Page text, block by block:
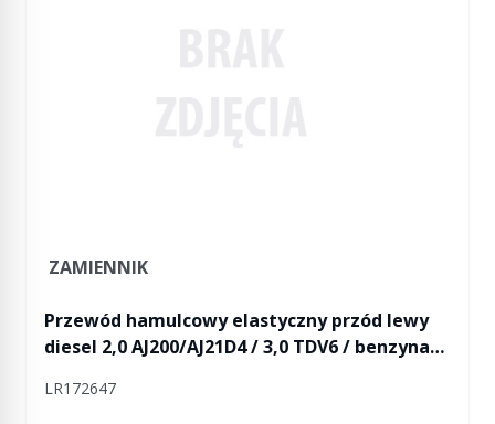
ZAMIENNIK
Przewód hamulcowy elastyczny przód lewy
diesel 2,0 AJ200/AJ21D4 / 3,0 TDV6 / benzyna
LR172647